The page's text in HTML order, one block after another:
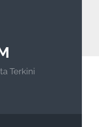
Terkini